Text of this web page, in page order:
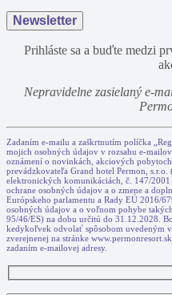
Newsletter
Prihláste sa a buďte medzi
Nepravidelne zasielaný e-
Zadaním e-mailu a zaškrtnutím políčka
mojich osobných údajov v rozsahu e-
oznámení o novinkách, akciových
prevádzkovateľa Grand hotel Permon,
elektronických komunikáciách, č. 147/
ochrane osobných údajov a o zmene a
Európskeho parlamentu a Rady EÚ 2016/
osobných údajov a o voľnom pohybe
95/46/ES) na dobu určitú do 31.12.2028.
kedykoľvek odvolať spôsobom uvedeným
zverejnenej na stránke
zadaním e-mailovej adresy.